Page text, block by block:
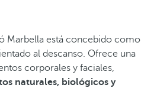
Marbella está concebido como
al descanso. Ofrece una
corporales y faciales,
naturales, biológicos y